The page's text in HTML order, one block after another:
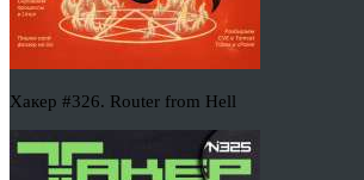
Хакер #326. Router from Hell